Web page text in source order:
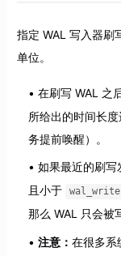
指定 WAL 写入器刷
单位。
在刷写 WAL 之
所给出的时间长
务提前唤醒）。
如果最近的刷写
且小于
那么 WAL 只会被
注意： 在很多系